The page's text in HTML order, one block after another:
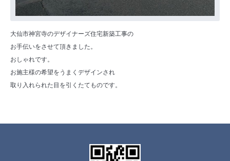
大仙市神宮寺のデザイナーズ住宅新築工事の
お手伝いをさせて頂きました。
おしゃれです。
お施主様の希望をうまくデザインされ
取り入れられた目を引くたてものです。